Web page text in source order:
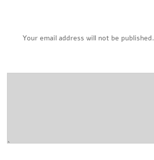
Your email address will not be published.